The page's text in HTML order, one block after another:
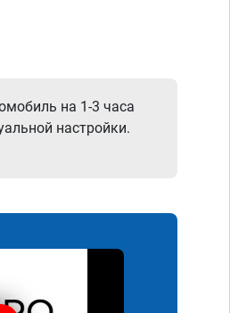
на 1-3 часа
настройки.